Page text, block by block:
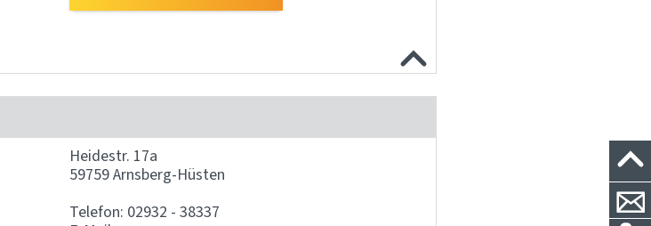
Heidestr. 17a
59759 Arnsberg-Hüsten
Telefon: 02932 - 38337